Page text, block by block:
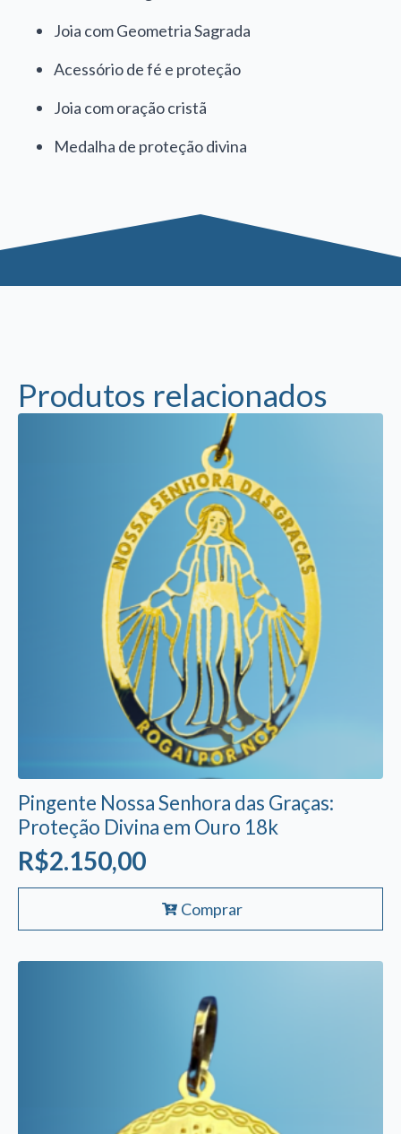
Joia com Geometria Sagrada
Acessório de fé e proteção
Joia com oração cristã
Medalha de proteção divina
Produtos relacionados
Pingente Nossa Senhora das Graças:
Proteção Divina em Ouro 18k
R$2.150,00
Comprar